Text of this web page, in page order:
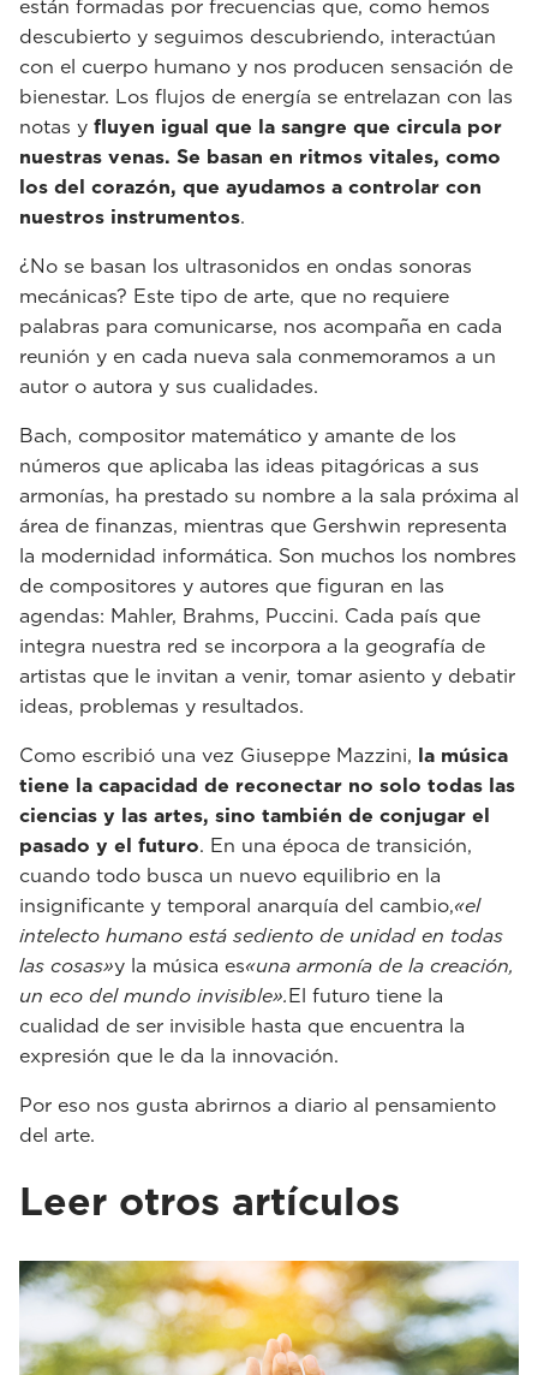
están formadas por frecuencias que, como hemos
descubierto y seguimos descubriendo, interactúan
con el cuerpo humano y nos producen sensación de
bienestar. Los flujos de energía se entrelazan con las
notas y fluyen igual que la sangre que circula por
nuestras venas. Se basan en ritmos vitales, como
los del corazón, que ayudamos a controlar con
nuestros instrumentos.
¿No se basan los ultrasonidos en ondas sonoras
mecánicas? Este tipo de arte, que no requiere
palabras para comunicarse, nos acompaña en cada
reunión y en cada nueva sala conmemoramos a un
autor o autora y sus cualidades.
Bach, compositor matemático y amante de los
números que aplicaba las ideas pitagóricas a sus
armonías, ha prestado su nombre a la sala próxima al
área de finanzas, mientras que Gershwin representa
la modernidad informática. Son muchos los nombres
de compositores y autores que figuran en las
agendas: Mahler, Brahms, Puccini. Cada país que
integra nuestra red se incorpora a la geografía de
artistas que le invitan a venir, tomar asiento y debatir
ideas, problemas y resultados.
Como escribió una vez Giuseppe Mazzini, la música
tiene la capacidad de reconectar no solo todas las
ciencias y las artes, sino también de conjugar el
pasado y el futuro. En una época de transición,
cuando todo busca un nuevo equilibrio en la
insignificante y temporal anarquía del cambio,«el
intelecto humano está sediento de unidad en todas
las cosas»y la música es«una armonía de la creación,
un eco del mundo invisible».El futuro tiene la
cualidad de ser invisible hasta que encuentra la
expresión que le da la innovación.
Por eso nos gusta abrirnos a diario al pensamiento
del arte.
Leer otros artículos